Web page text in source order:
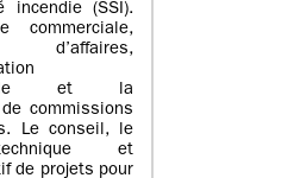
incendie (SSI).
commerciale,
d’affaires,
et la
commissions
Le conseil, le
et
de projets pour